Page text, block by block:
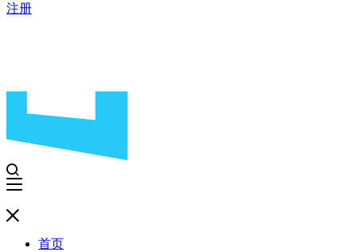
注册
首页